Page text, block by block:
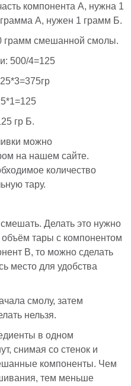
компонента А, нужна 1
А, нужен 1 грамм Б.
грамм смешанной смолы.
500/4=125
гр Б.
можно
на нашем сайте.
количество
тару.
Делать это нужно
объём тары с компонентом
B, то можно сделать
место для удобства
смолу, затем
нельзя.
в одном
снимая со стенок и
компоненты. Чем
тем меньше